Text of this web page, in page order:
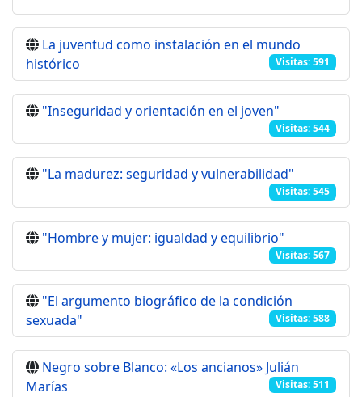
La juventud como instalación en el mundo
histórico
Visitas: 591
"Inseguridad y orientación en el joven"
Visitas: 544
"La madurez: seguridad y vulnerabilidad"
Visitas: 545
"Hombre y mujer: igualdad y equilibrio"
Visitas: 567
"El argumento biográfico de la condición
sexuada"
Visitas: 588
Negro sobre Blanco: «Los ancianos» Julián
Marías
Visitas: 511